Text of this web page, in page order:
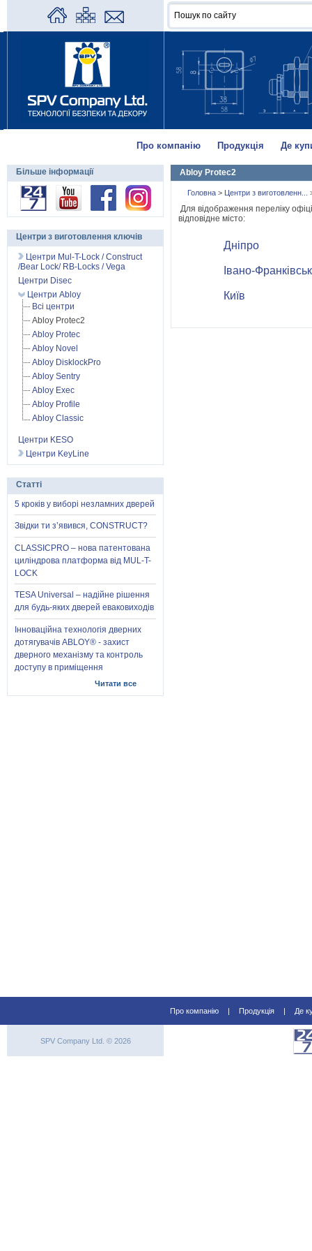
Про компанію Продукція Де
Abloy Protec2
Головна > Центри з виготовленн...
Для відображення переліку
відповідне місто:
Дніпро
Івано-Франківськ
Київ
Більше інформації
Центри з виготовлення ключів
Центри Mul-T-Lock / Construct
/Bear Lock/ RB-Locks / Vega
Центри Disec
Центри Abloy
Всі центри
Abloy Protec2
Abloy Protec
Abloy Novel
Abloy DisklockPro
Abloy Sentry
Abloy Exec
Abloy Profile
Abloy Classic
Центри KESO
Центри KeyLine
Статті
5 кроків у виборі незламних дверей
Звідки ти з’явився, CONSTRUCT?
CLASSICPRO – нова патентована
циліндрова платформа від MUL-T-
LOCK
TESA Universal – надійне рішення
для будь-яких дверей еваковиходів
Інноваційна технологія дверних
дотягувачів ABLOY® - захист
дверного механізму та контроль
доступу в приміщення
Читати все
Про компанію | Продукція | Де
SPV Company Ltd. © 2026